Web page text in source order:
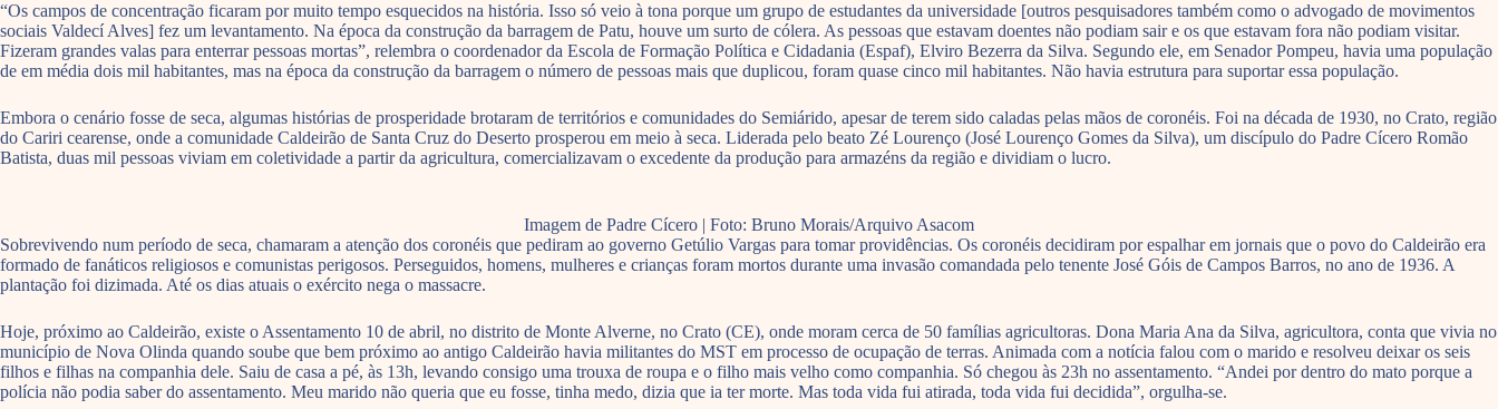
“Os campos de concentração ficaram por muito tempo esquecidos na história. Isso só veio à tona porque um grupo de estudantes da universidade [outros pesquisadores também como o advogado de movimentos
sociais Valdecí Alves] fez um levantamento. Na época da construção da barragem de Patu, houve um surto de cólera. As pessoas que estavam doentes não podiam sair e os que estavam fora não podiam visitar.
Fizeram grandes valas para enterrar pessoas mortas”, relembra o coordenador da Escola de Formação Política e Cidadania (Espaf), Elviro Bezerra da Silva. Segundo ele, em Senador Pompeu, havia uma população
de em média dois mil habitantes, mas na época da construção da barragem o número de pessoas mais que duplicou, foram quase cinco mil habitantes. Não havia estrutura para suportar essa população.
Embora o cenário fosse de seca, algumas histórias de prosperidade brotaram de territórios e comunidades do Semiárido, apesar de terem sido caladas pelas mãos de coronéis. Foi na década de 1930, no Crato, região
do Cariri cearense, onde a comunidade Caldeirão de Santa Cruz do Deserto prosperou em meio à seca. Liderada pelo beato Zé Lourenço (José Lourenço Gomes da Silva), um discípulo do Padre Cícero Romão
Batista, duas mil pessoas viviam em coletividade a partir da agricultura, comercializavam o excedente da produção para armazéns da região e dividiam o lucro.
Imagem de Padre Cícero | Foto: Bruno Morais/Arquivo Asacom
Sobrevivendo num período de seca, chamaram a atenção dos coronéis que pediram ao governo Getúlio Vargas para tomar providências. Os coronéis decidiram por espalhar em jornais que o povo do Caldeirão era
formado de fanáticos religiosos e comunistas perigosos. Perseguidos, homens, mulheres e crianças foram mortos durante uma invasão comandada pelo tenente José Góis de Campos Barros, no ano de 1936. A
plantação foi dizimada. Até os dias atuais o exército nega o massacre.
Hoje, próximo ao Caldeirão, existe o Assentamento 10 de abril, no distrito de Monte Alverne, no Crato (CE), onde moram cerca de 50 famílias agricultoras. Dona Maria Ana da Silva, agricultora, conta que vivia no
município de Nova Olinda quando soube que bem próximo ao antigo Caldeirão havia militantes do MST em processo de ocupação de terras. Animada com a notícia falou com o marido e resolveu deixar os seis
filhos e filhas na companhia dele. Saiu de casa a pé, às 13h, levando consigo uma trouxa de roupa e o filho mais velho como companhia. Só chegou às 23h no assentamento. “Andei por dentro do mato porque a
polícia não podia saber do assentamento. Meu marido não queria que eu fosse, tinha medo, dizia que ia ter morte. Mas toda vida fui atirada, toda vida fui decidida”, orgulha-se.